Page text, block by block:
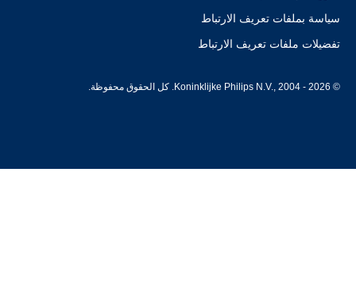
سياسة بملفات تعريف الارتباط
تفضيلات ملفات تعريف الارتباط
© Koninklijke Philips N.V., 2004 - 2026. كل الحقوق محفوظة.